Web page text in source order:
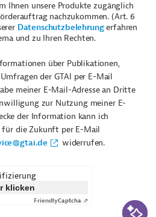
Ihnen unsere Produkte zugänglich
nachzukommen. (Art. 6
Datenschutzbelehrungerfahren
und zu Ihren Rechten.
über Publikationen,
der GTAI per E-Mail
meiner E-Mail-Adresse an Dritte
zur Nutzung meiner E-
der Information kann ich
die Zukunft per E-Mail
widerrufen.
klicken
FriendlyCaptcha ⇗ KI-